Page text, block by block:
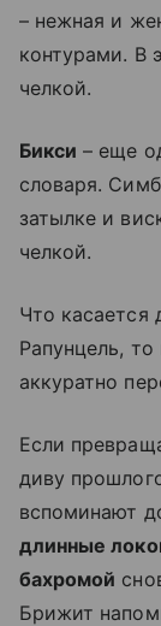
– нежная и
контурами. В
челкой.
Бикси – еще
словаря.
затылке и
челкой.
Что касается
Рапунцель, то
аккуратно
Если
диву
вспоминают
длинные
бахромой
Брижит